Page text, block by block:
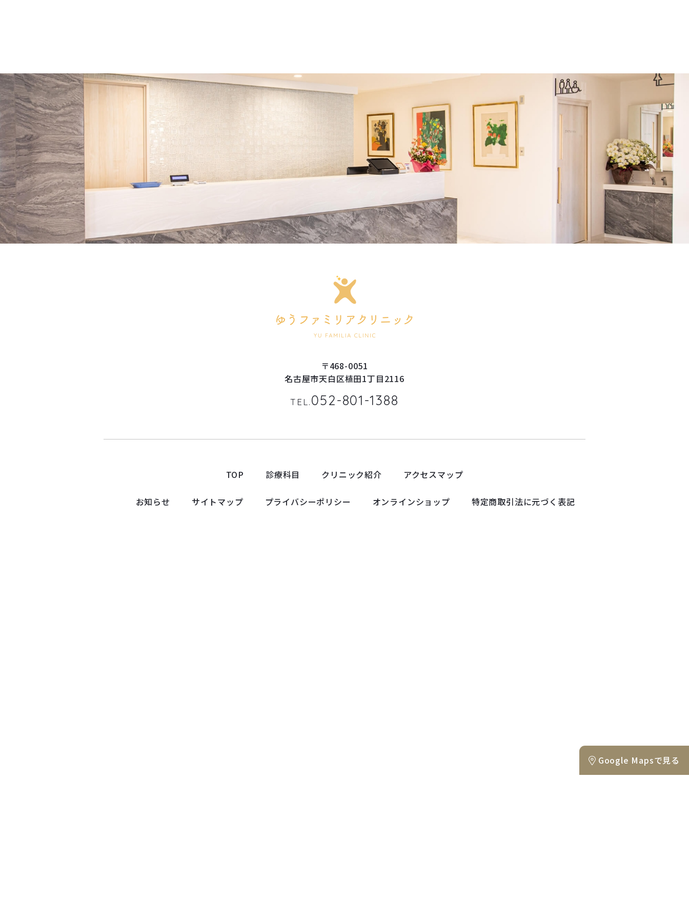
〒468-0051
名古屋市天白区植田1丁目2116
TEL.052-801-1388
TOP 診療科目 クリニック紹介 アクセスマップ
お知らせ サイトマップ プライバシーポリシー オンラインショップ 特定商取引法に元づく表記
Google Mapsで見る